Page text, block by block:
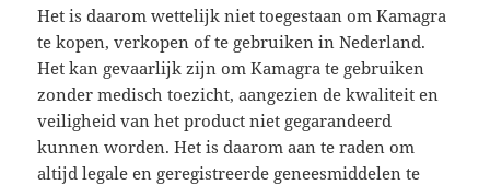
Het is daarom wettelijk niet toegestaan om Kamagra
te kopen, verkopen of te gebruiken in Nederland.
Het kan gevaarlijk zijn om Kamagra te gebruiken
zonder medisch toezicht, aangezien de kwaliteit en
veiligheid van het product niet gegarandeerd
kunnen worden. Het is daarom aan te raden om
altijd legale en geregistreerde geneesmiddelen te